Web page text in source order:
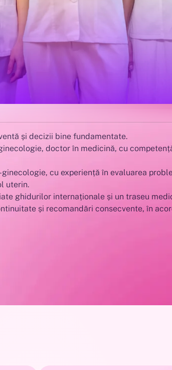
și decizii bine fundamentate.
doctor în medicină, cu
cu experiență în evaluarea
uterin.
ghidurilor internaționale și un traseu
și recomandări consecvente, în